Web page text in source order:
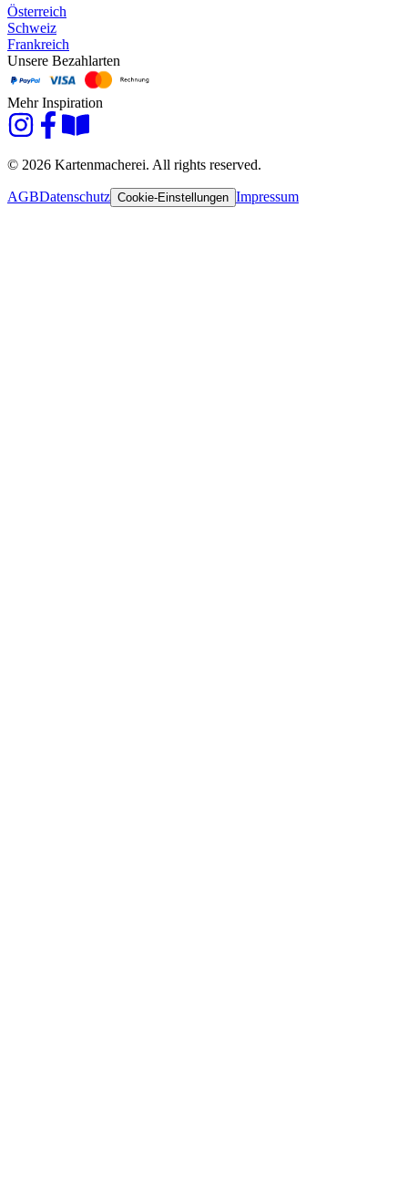
Österreich
Schweiz
Frankreich
Unsere Bezahlarten
Mehr Inspiration
© 2026 Kartenmacherei. All rights reserved.
AGBDatenschutz Cookie-Einstellungen Impressum